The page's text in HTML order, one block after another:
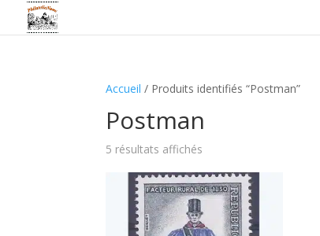
Accueil / Produits identifiés “Postman”
Postman
5 résultats affichés